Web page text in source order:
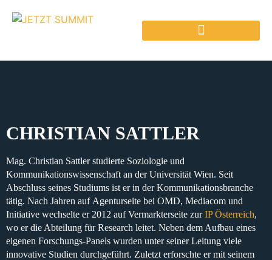
CHRISTIAN SATTLER
Mag. Christian Sattlerstudierte Soziologie und
Kommunikationswissenschaft an derUniversität Wien. Seit
Abschluss seines Studiums ist er in derKommunikationsbranche
tätig. Nach Jahren auf Agenturseite bei OMD, Mediacom und
Initiative wechselte er 2012 aufVermarkterseite zurIP Österreich,
wo er die Abteilung fürResearch leitet. Neben dem Aufbau eines
eigenen Forschungs-Panels wurden unter seiner Leitung viele
innovative Studien durchgeführt. Zuletzt erforschte er mit seinem